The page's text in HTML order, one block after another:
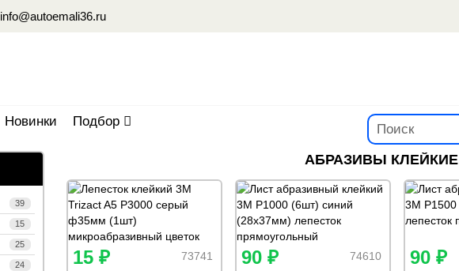
info@autoemali36.ru
Новинки Подбор
39
15
25
24
АБРАЗИВЫ КЛЕЙКИЕ
73741
15 ₽ 74610
90 ₽ 90 ₽